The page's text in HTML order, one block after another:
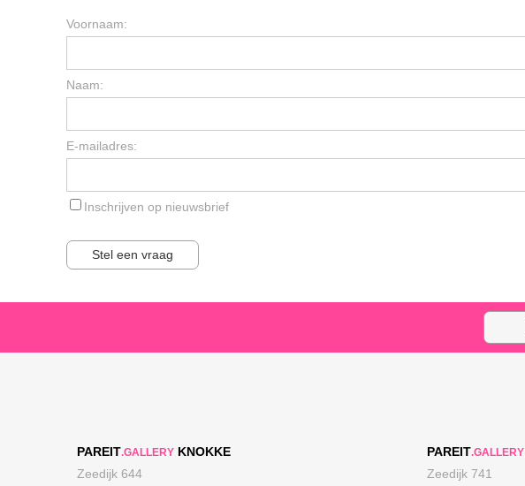
Voornaam:
Naam:
E-mailadres:
Inschrijven op nieuwsbrief
Stel een vraag
PAREIT.GALLERY KNOKKE
Zeedijk 644
PAREIT.GALLERY
Zeedijk 741